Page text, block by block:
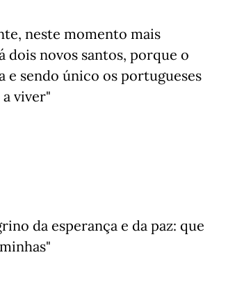
neste momento mais
novos santos, porque o
e sendo único os portugueses
viver"
da esperança e da paz: que